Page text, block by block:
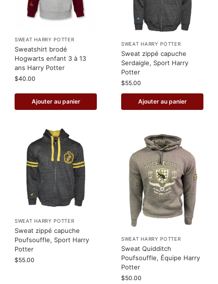
SWEAT HARRY POTTER
Sweatshirt brodé
Hogwarts enfant 3 à 13
ans Harry Potter
$40.00
Ajouter au panier
SWEAT HARRY POTTER
Sweat zippé capuche
Serdaigle, Sport Harry
Potter
$55.00
Ajouter au panier
SWEAT HARRY POTTER
Sweat zippé capuche
Poufsouffle, Sport Harry
Potter
$55.00
SWEAT HARRY POTTER
Sweat Quidditch
Poufsouffle, Équipe Harry
Potter
$50.00